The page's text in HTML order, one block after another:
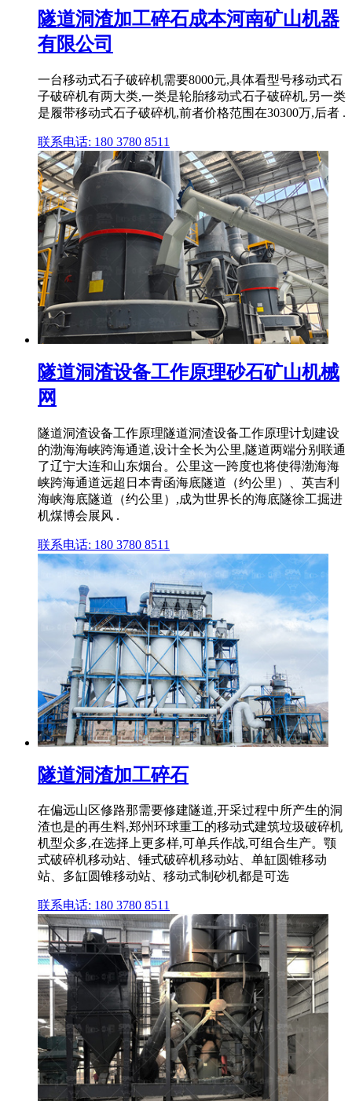
隧道洞渣加工碎石成本河南矿山机器
有限公司
一台移动式石子破碎机需要8000元,具体看型号移动式石
子破碎机有两大类,一类是轮胎移动式石子破碎机,另一类
是履带移动式石子破碎机,前者价格范围在30300万,后者 .
联系电话: 180 3780 8511
隧道洞渣设备工作原理砂石矿山机械
网
隧道洞渣设备工作原理隧道洞渣设备工作原理计划建设
的渤海海峡跨海通道,设计全长为公里,隧道两端分别联通
了辽宁大连和山东烟台。公里这一跨度也将使得渤海海
峡跨海通道远超日本青函海底隧道（约公里）、英吉利
海峡海底隧道（约公里）,成为世界长的海底隧徐工掘进
机煤博会展风 .
联系电话: 180 3780 8511
隧道洞渣加工碎石
在偏远山区修路那需要修建隧道,开采过程中所产生的洞
渣也是的再生料,郑州环球重工的移动式建筑垃圾破碎机
机型众多,在选择上更多样,可单兵作战,可组合生产。颚
式破碎机移动站、锤式破碎机移动站、单缸圆锥移动
站、多缸圆锥移动站、移动式制砂机都是可选
联系电话: 180 3780 8511